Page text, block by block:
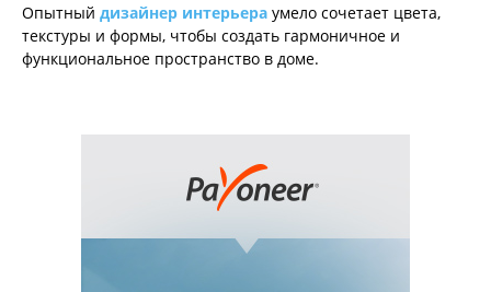
Опытный дизайнер интерьера умело сочетает цвета,
текстуры и формы, чтобы создать гармоничное и
функциональное пространство в доме.